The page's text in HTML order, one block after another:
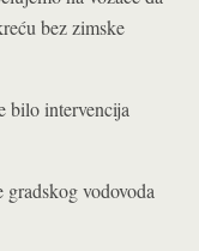
bez zimske
bilo intervencija
vodovoda